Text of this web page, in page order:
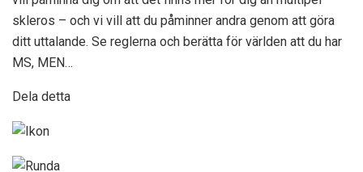
skleros – och vi vill att du påminner andra genom att göra
ditt uttalande. Se reglerna och berätta för världen att du har
MS, MEN…
Dela detta